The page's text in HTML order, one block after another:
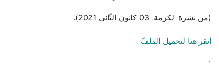
(من نشرة الكرمة، 03 كانون الثّاني 2021).
أنقر هنا لتحميل الملفّ
`